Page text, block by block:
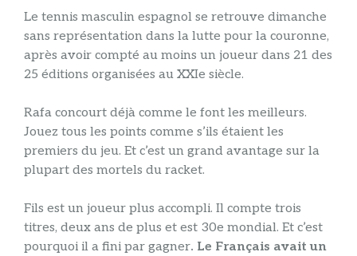
Le tennis masculin espagnol se retrouve dimanche
sans représentation dans la lutte pour la couronne,
après avoir compté au moins un joueur dans 21 des
25 éditions organisées au XXIe siècle.
Rafa concourt déjà comme le font les meilleurs.
Jouez tous les points comme s’ils étaient les
premiers du jeu. Et c’est un grand avantage sur la
plupart des mortels du racket.
Fils est un joueur plus accompli. Il compte trois
titres, deux ans de plus et est 30e mondial. Et c’est
pourquoi il a fini par gagner. Le Français avait un